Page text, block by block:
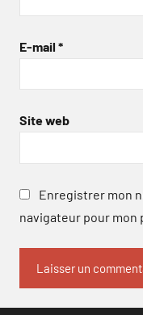
E-mail *
Site web
Enregistrer mon
navigateur pour mon